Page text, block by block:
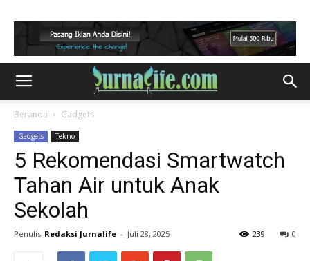
Beranda Gadgets
Gadgets Tekno
5 Rekomendasi Smartwatch
Tahan Air untuk Anak
Sekolah
Penulis Redaksi Jurnalife - Juli 28, 2025 0
239